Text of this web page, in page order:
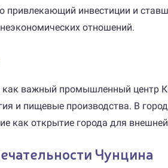
привлекающий инвестиции и
отношений.
как важный промышленный центр
и пищевые производства. В
как открытие города для
Чунцина